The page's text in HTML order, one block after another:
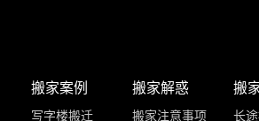
搬家案例
写字楼搬迁
搬家解惑
搬家注意事项
搬
长